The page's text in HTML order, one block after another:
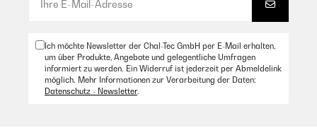
Ich möchte Newsletter der Chal-Tec GmbH per E-Mail erhalten,
um über Produkte, Angebote und gelegentliche Umfragen
informiert zu werden. Ein Widerruf ist jederzeit per Abmeldelink
möglich. Mehr Informationen zur Verarbeitung der Daten:
Datenschutz - Newsletter.